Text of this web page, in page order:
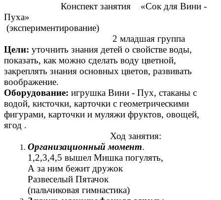
Конспект занятия «Сок для Вини -
Пуха»
(экспериментирование)
2 младшая группа
Цели: уточнить знания детей о свойстве воды,
показать, как можно сделать воду цветной,
закреплять знания основных цветов, развивать
воображение.
Оборудование: игрушка Вини - Пух, стаканы с
водой, кисточки, карточки с геометрическими
фигурами, карточки и муляжи фруктов, овощей,
ягод .
Ход занятия:
Организационный момент.
1,2,3,4,5 вышел Мишка погулять,
А за ним бежит дружок
Развеселый Пятачок
(пальчиковая гимнастика)